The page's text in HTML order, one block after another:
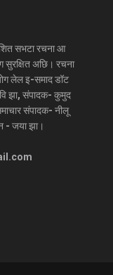
सभटा रचना आ
सुरक्षित अछि। रचना
लेल इ-समाद डॉट
झा, संपादक- कुमुद
संपादक- नीलू
- जया झा।